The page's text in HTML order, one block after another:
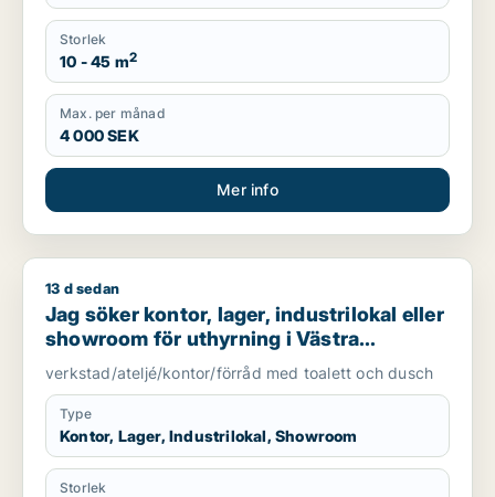
Storlek
10 - 45 m2
Max. per månad
4 000 SEK
Mer info
Jag söker kontor, lager, industrilokal eller showroom för
13 d sedan
Jag söker kontor, lager, industrilokal eller
showroom för uthyrning i Västra
Götaland
verkstad/ateljé/kontor/förråd med toalett och dusch
Type
Kontor, Lager, Industrilokal, Showroom
Storlek